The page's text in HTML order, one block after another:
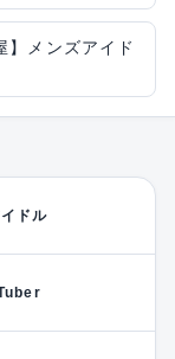
】メンズアイド
ドル